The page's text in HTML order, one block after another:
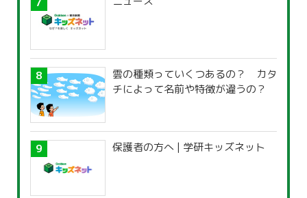
雲の種類っていくつあるの？ カタ
チによって名前や特徴が違うの？
保護者の方へ | 学研キッズネット